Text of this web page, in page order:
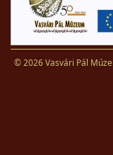
© 2026 Vasvári Pál